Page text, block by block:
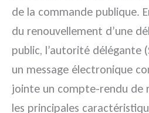
de la commande publique.
du renouvellement d’une
public, l’autorité délégante
un message électronique
jointe un compte-rendu de
les principales